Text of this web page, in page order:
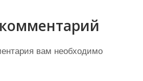
вам необходимо